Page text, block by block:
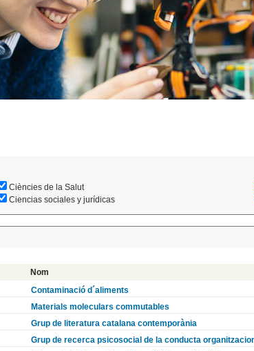
Ciències de la Salut
Ciencias sociales y jurídicas
Nom
Contaminació d´aliments
Materials moleculars commutables
Grup de literatura catalana contemporània
Grup de recerca psicosocial de la conducta